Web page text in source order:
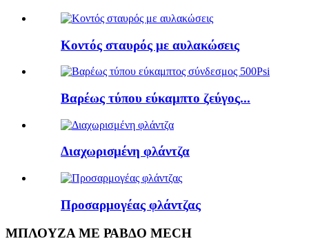
Κοντός σταυρός με αυλακώσεις
Βαρέως τύπου εύκαμπτο ζεύγος...
Διαχωρισμένη φλάντζα
Προσαρμογέας φλάντζας
ΜΠΛΟΥΖΑ ΜΕ ΡΑΒΔΟ MECH